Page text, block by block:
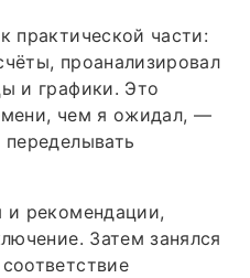
практической части:
проанализировал
и графики. Это
чем я ожидал, —
и рекомендации,
Затем занялся